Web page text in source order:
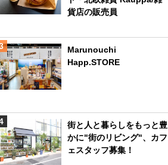
貨店の販売員
Marunouchi
Happ.STORE
街と人と暮らしをもっと豊
かに"街のリビング"、カフ
ェスタッフ募集！